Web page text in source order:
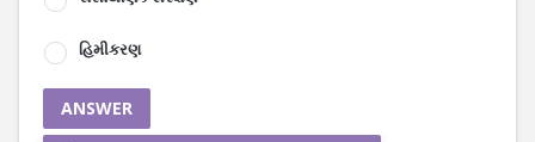
હિમીકરણ
ANSWER